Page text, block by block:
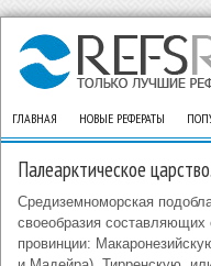
ГЛАВНАЯ НОВЫЕ РЕФЕРАТЫ
Палеарктическое
Средиземноморская
своеобразия составляющих
провинции: